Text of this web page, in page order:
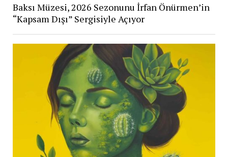
Baksı Müzesi, 2026 Sezonunu İrfan Önürmen’in
“Kapsam Dışı” Sergisiyle Açıyor